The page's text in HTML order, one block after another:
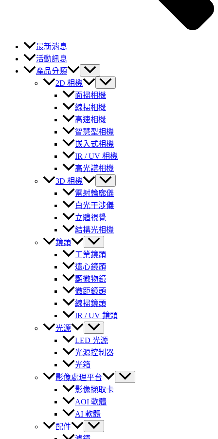
最新消息
活動訊息
產品分類
2D 相機
面掃相機
線掃相機
高速相機
智慧型相機
嵌入式相機
IR / UV 相機
高光譜相機
3D 相機
雷射輪廓儀
白光干涉儀
立體視覺
結構光相機
鏡頭
工業鏡頭
遠心鏡頭
顯微物鏡
微距鏡頭
線掃鏡頭
IR / UV 鏡頭
光源
LED 光源
光源控制器
光箱
影像處理平台
影像擷取卡
AOI 軟體
AI 軟體
配件